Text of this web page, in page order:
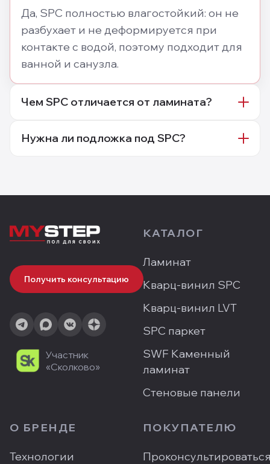
Да, SPC полностью влагостойкий: он не
разбухает и не деформируется при
контакте с водой, поэтому подходит для
ванной и санузла.
Чем SPC отличается от ламината?
Нужна ли подложка под SPC?
Получить консультацию
Участник
«Сколково»
КАТАЛОГ
Ламинат
Кварц-винил SPC
Кварц-винил LVT
SPC паркет
SWF Каменный
ламинат
Стеновые панели
О БРЕНДЕ
Технологии
ПОКУПАТЕЛЮ